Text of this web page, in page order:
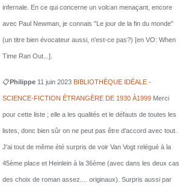
infernale. En ce qui concerne un volcan menaçant, encore
avec Paul Newman, je connais "Le jour de la fin du monde"
(un titre bien évocateur aussi, n'est-ce pas?) [en VO: When
Time Ran Out...].
📋Philippe 11 juin 2023 BIBLIOTHÈQUE IDÉALE -
SCIENCE-FICTION ÉTRANGÈRE DE 1930 À1999 Merci
pour cette liste ; elle a les qualités et le défauts de toutes les
listes, donc bien sûr on ne peut pas être d'accord avec tout.
J'ai tout de même été surpris de voir Van Vogt relégué à la
45ème place et Heinlein à la 36ème (avec dans les deux cas
des choix de roman assez.... originaux). Surpris aussi par